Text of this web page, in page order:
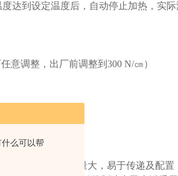
么可以帮
达到设定温度后，自动停止加热，实际
意调整，出厂前调整到 300 N/㎝）
液压由于其传动力量大，易于传递及配置